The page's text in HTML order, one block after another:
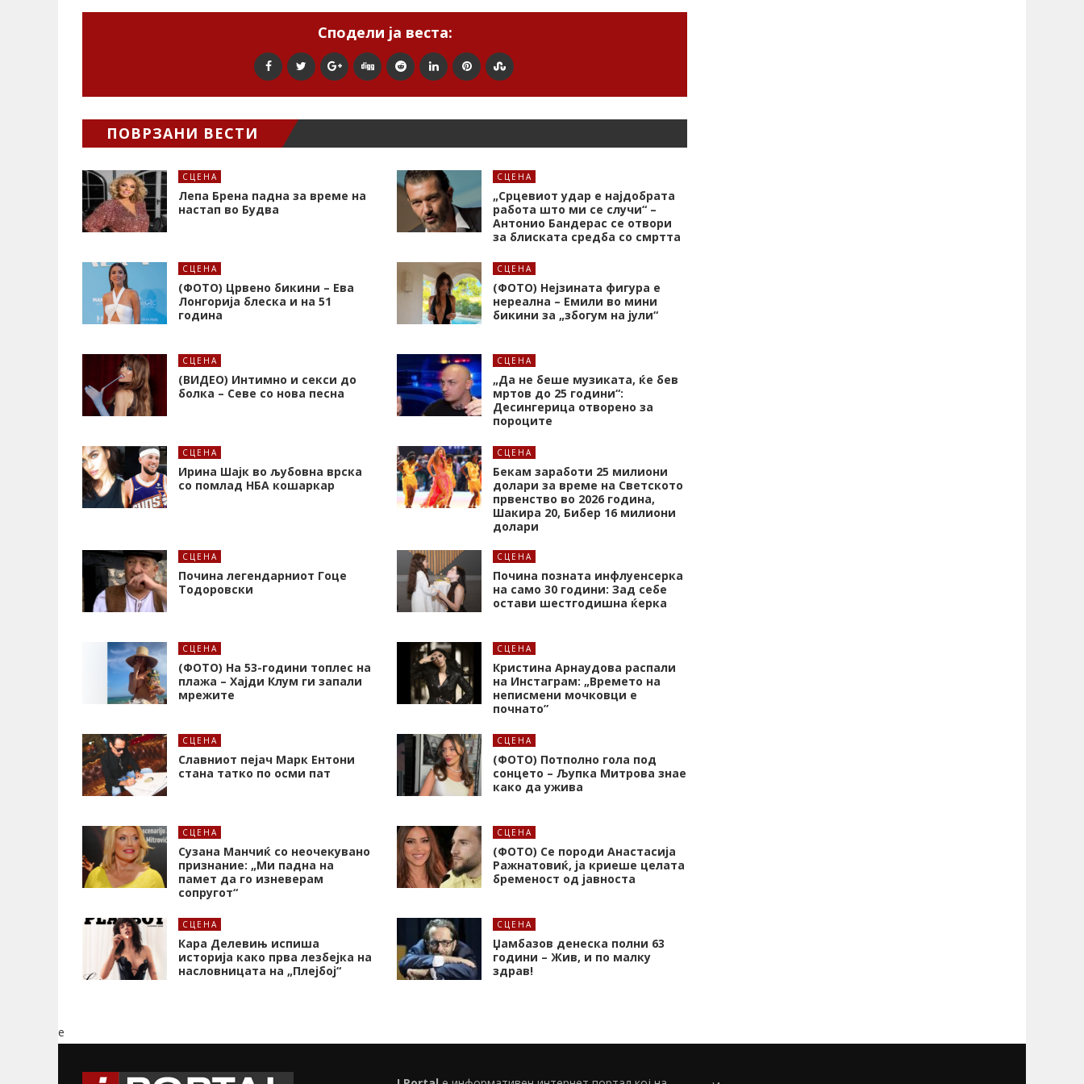
Сподели ја веста:
ПОВРЗАНИ ВЕСТИ
СЦЕНА
Лепа Брена падна за време на
настап во Будва
СЦЕНА
„Срцевиот удар е најдобрата
работа што ми се случи“ –
Антонио Бандерас се отвори
за блиската средба со смртта
СЦЕНА
(ФОТО) Црвено бикини – Ева
Лонгорија блеска и на 51
година
СЦЕНА
(ФОТО) Нејзината фигура е
нереална – Емили во мини
бикини за „збогум на јули“
СЦЕНА
(ВИДЕО) Интимно и секси до
болка – Севе со нова песна
СЦЕНА
„Да не беше музиката, ќе бев
мртов до 25 години“:
Десингерица отворено за
пороците
СЦЕНА
Ирина Шајк во љубовна врска
со помлад НБА кошаркар
СЦЕНА
Бекам заработи 25 милиони
долари за време на Светското
првенство во 2026 година,
Шакира 20, Бибер 16 милиони
долари
СЦЕНА
Почина легендарниот Гоце
Тодоровски
СЦЕНА
Почина позната инфлуенсерка
на само 30 години: Зад себе
остави шестгодишна ќерка
СЦЕНА
(ФОТО) На 53-години топлес на
плажа – Хајди Клум ги запали
мрежите
СЦЕНА
Кристина Арнаудова распали
на Инстаграм: „Времето на
неписмени мочковци е
почнато”
СЦЕНА
Славниот пејач Марк Ентони
стана татко по осми пат
СЦЕНА
(ФОТО) Потполно гола под
сонцето – Љупка Митрова знае
како да ужива
СЦЕНА
Сузана Манчиќ со неочекувано
признание: „Ми падна на
памет да го изневерам
сопругот“
СЦЕНА
(ФОТО) Се породи Анастасија
Ражнатовиќ, ја криеше целата
бременост од јавноста
СЦЕНА
Кара Делевињ испиша
историја како прва лезбејка на
насловницата на „Плејбој“
СЦЕНА
Џамбазов денеска полни 63
години – Жив, и по малку
здрав!
e